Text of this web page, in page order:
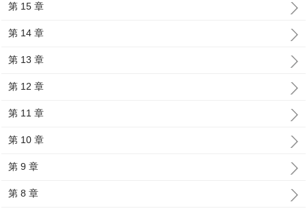
第 15 章
第 14 章
第 13 章
第 12 章
第 11 章
第 10 章
第 9 章
第 8 章